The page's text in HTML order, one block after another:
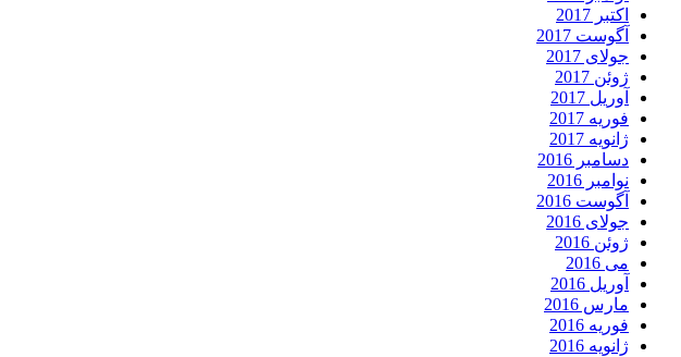
اکتبر 2017
آگوست 2017
جولای 2017
ژوئن 2017
آوریل 2017
فوریه 2017
ژانویه 2017
دسامبر 2016
نوامبر 2016
آگوست 2016
جولای 2016
ژوئن 2016
می 2016
آوریل 2016
مارس 2016
فوریه 2016
ژانویه 2016